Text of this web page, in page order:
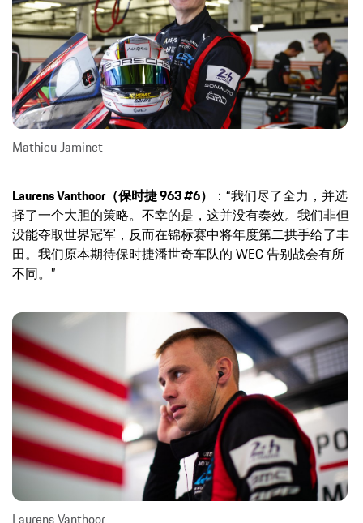
Mathieu Jaminet
Laurens Vanthoor（保时捷 963 #6）
：“我们尽了全力，并选
择了一个大胆的策略。不幸的是，这并没有奏效。我们非但
没能夺取世界冠军，反而在锦标赛中将年度第二拱手给了丰
田。我们原本期待保时捷潘世奇车队的 WEC 告别战会有所
不同。”
Laurens Vanthoor